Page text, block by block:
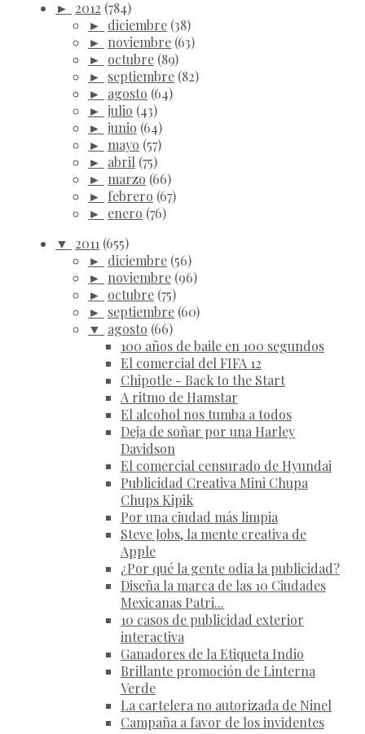
► 2012 (784)
► diciembre (38)
► noviembre (63)
► octubre (89)
► septiembre (82)
► agosto (64)
► julio (43)
► junio (64)
► mayo (57)
► abril (75)
► marzo (66)
► febrero (67)
► enero (76)
▼ 2011 (655)
► diciembre (56)
► noviembre (96)
► octubre (75)
► septiembre (60)
▼ agosto (66)
100 años de baile en 100 segundos
El comercial del FIFA 12
Chipotle - Back to the Start
A ritmo de Hamstar
El alcohol nos tumba a todos
Deja de soñar por una Harley
Davidson
El comercial censurado de Hyundai
Publicidad Creativa Mini Chupa
Chups Kipik
Por una ciudad más limpia
Steve Jobs, la mente creativa de
Apple
¿Por qué la gente odia la publicidad?
Diseña la marca de las 10 Ciudades
Mexicanas Patri...
10 casos de publicidad exterior
interactiva
Ganadores de la Etiqueta Indio
Brillante promoción de Linterna
Verde
La cartelera no autorizada de Ninel
Campaña a favor de los invidentes